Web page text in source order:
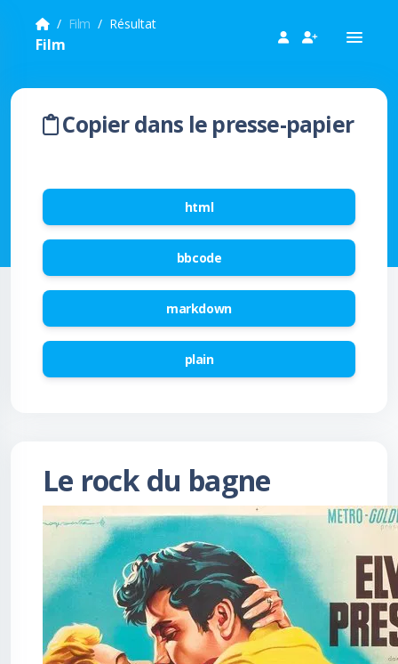
Film Résultat
Film
Copier dans le presse-papier
html
bbcode
markdown
plain
Le rock du bagne